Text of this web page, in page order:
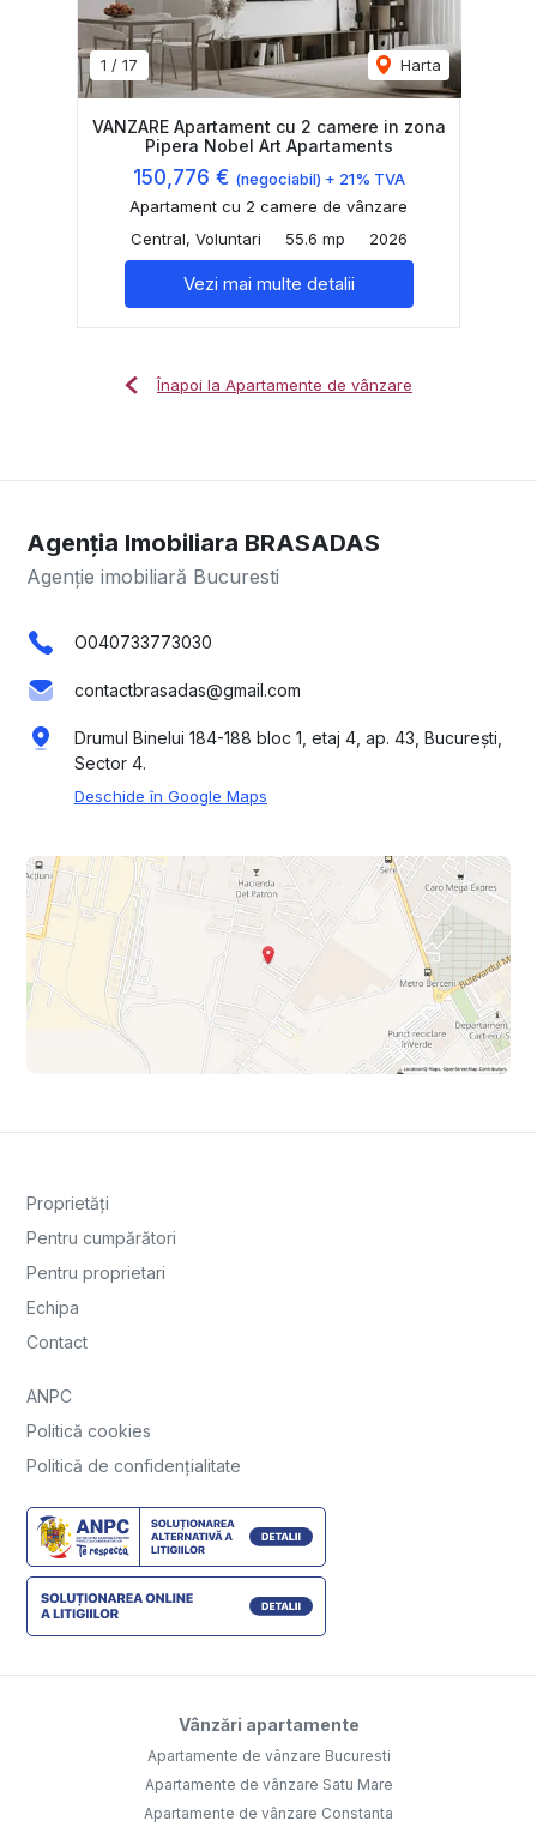
1 / 17 Harta
VANZARE Apartament cu 2 camere in zona
Pipera Nobel Art Apartaments
150,776 € (negociabil) + 21% TVA
Apartament cu 2 camere de vânzare
Central, Voluntari
55.6 mp 2026
Vezi mai multe detalii
Înapoi la Apartamente de vânzare
Agenția Imobiliara BRASADAS
Agenție imobiliară Bucuresti
O040733773030
contactbrasadas@gmail.com
Drumul Binelui 184-188 bloc 1, etaj 4, ap. 43, București,
Sector 4.
Deschide în Google Maps
Proprietăți
Pentru cumpărători
Pentru proprietari
Echipa
Contact
ANPC
Politică cookies
Politică de confidențialitate
Vânzări apartamente
Apartamente de vânzare Bucuresti
Apartamente de vânzare Satu Mare
Apartamente de vânzare Constanta